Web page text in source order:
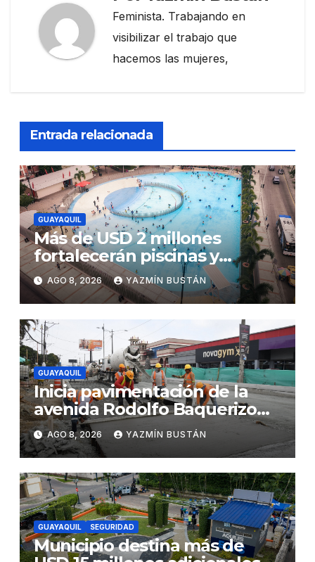
Feminista. Trabajando en
visibilizar el trabajo que
hacemos las mujeres,
Entrada relacionada
GUAYAQUIL
Más de USD 2 millones
fortalecerán piscinas y
parques acuáticos
municipales
AGO 8, 2026 YAZMÍN BUSTÁN
GUAYAQUIL
Inicia pavimentación de la
avenida Rodolfo Baquerizo
Nazur como parte de la
Renovación Urbana
AGO 8, 2026 YAZMÍN BUSTÁN
GUAYAQUIL SEGURIDAD
Municipio destina más de